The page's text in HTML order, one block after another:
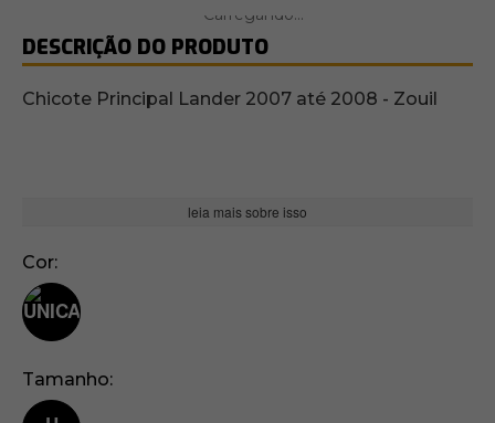
DESCRIÇÃO DO PRODUTO
Chicote Principal Lander 2007 até 2008 - Zouil
leia mais sobre isso
Cor
Tamanho